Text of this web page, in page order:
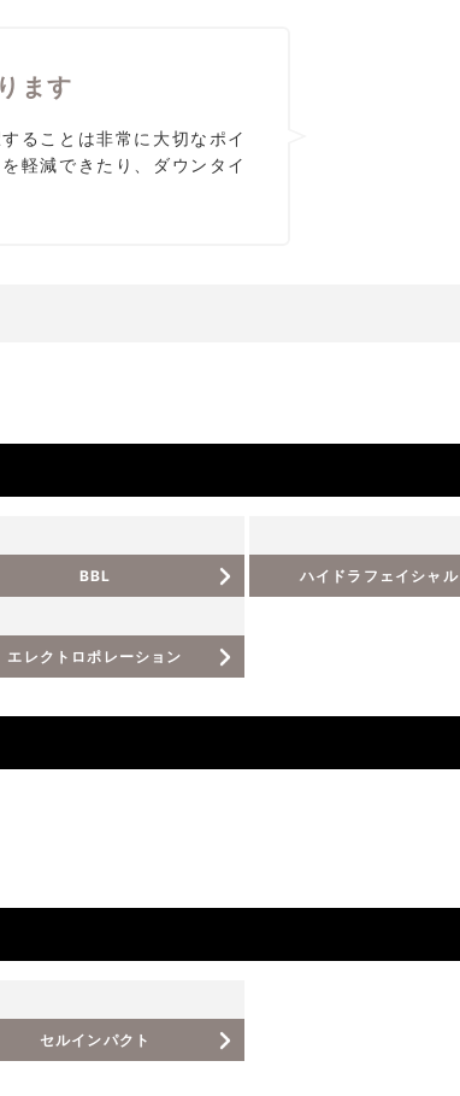
ます
ることは非常に大切なポイ
軽減できたり、ダウンタイ
BBL ハイドラフェイシャル
エレクトロポレーション
セルインパクト